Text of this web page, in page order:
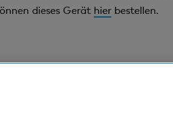
dieses Gerät hierbestellen.